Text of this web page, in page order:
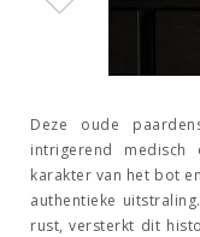
Deze oude
intrigerend
karakter van het bot
authentieke
rust, versterkt dit